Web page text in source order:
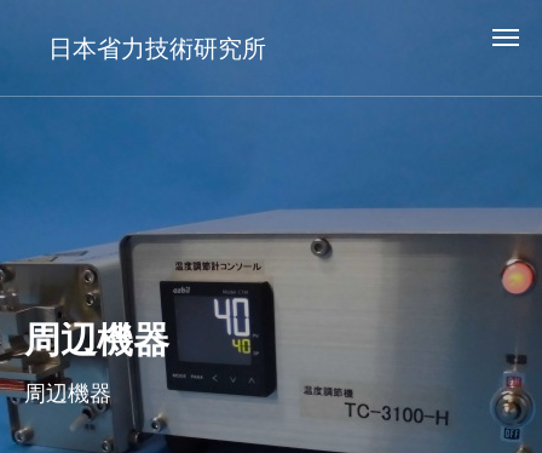
日本省力技術研究所
周辺機器
周辺機器